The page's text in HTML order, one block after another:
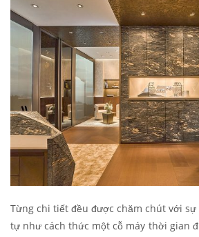
Từng chi tiết đều được chăm chút với
tự như cách thức một cỗ máy thời gian